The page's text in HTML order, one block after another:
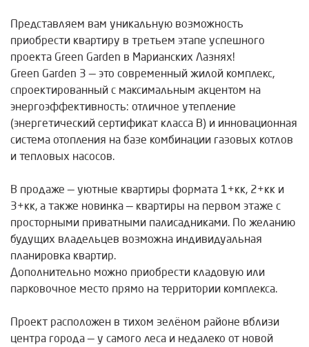
Представляем вам уникальную возможность
приобрести квартиру в третьем этапе успешного
проекта Green Garden в Марианских Лазнях!
Green Garden 3 — это современный жилой комплекс,
спроектированный с максимальным акцентом на
энергоэффективность: отличное утепление
(энергетический сертификат класса B) и инновационная
система отопления на базе комбинации газовых котлов
и тепловых насосов.
В продаже — уютные квартиры формата 1+кк, 2+кк и
3+кк, а также новинка — квартиры на первом этаже с
просторными приватными палисадниками. По желанию
будущих владельцев возможна индивидуальная
планировка квартир.
Дополнительно можно приобрести кладовую или
парковочное место прямо на территории комплекса.
Проект расположен в тихом зелёном районе вблизи
центра города — у самого леса и недалеко от новой